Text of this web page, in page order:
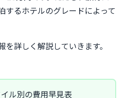
するホテルのグレードによって
詳しく解説していきます。
ル別の費用早見表